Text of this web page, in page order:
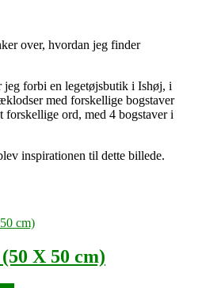
over, hvordan jeg finder
jeg forbi en legetøjsbutik i Ishøj, i
med forskellige bogstaver
forskellige ord, med 4 bogstaver i
inspirationen til dette billede.
X 50 cm)